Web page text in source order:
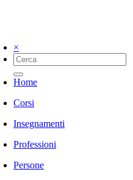
×
Home
Corsi
Insegnamenti
Professioni
Persone